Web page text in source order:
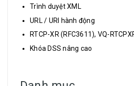
Trình duyệt XML
URL / URI hành động
RTCP-XR (RFC3611), VQ-
Khóa DSS nâng cao